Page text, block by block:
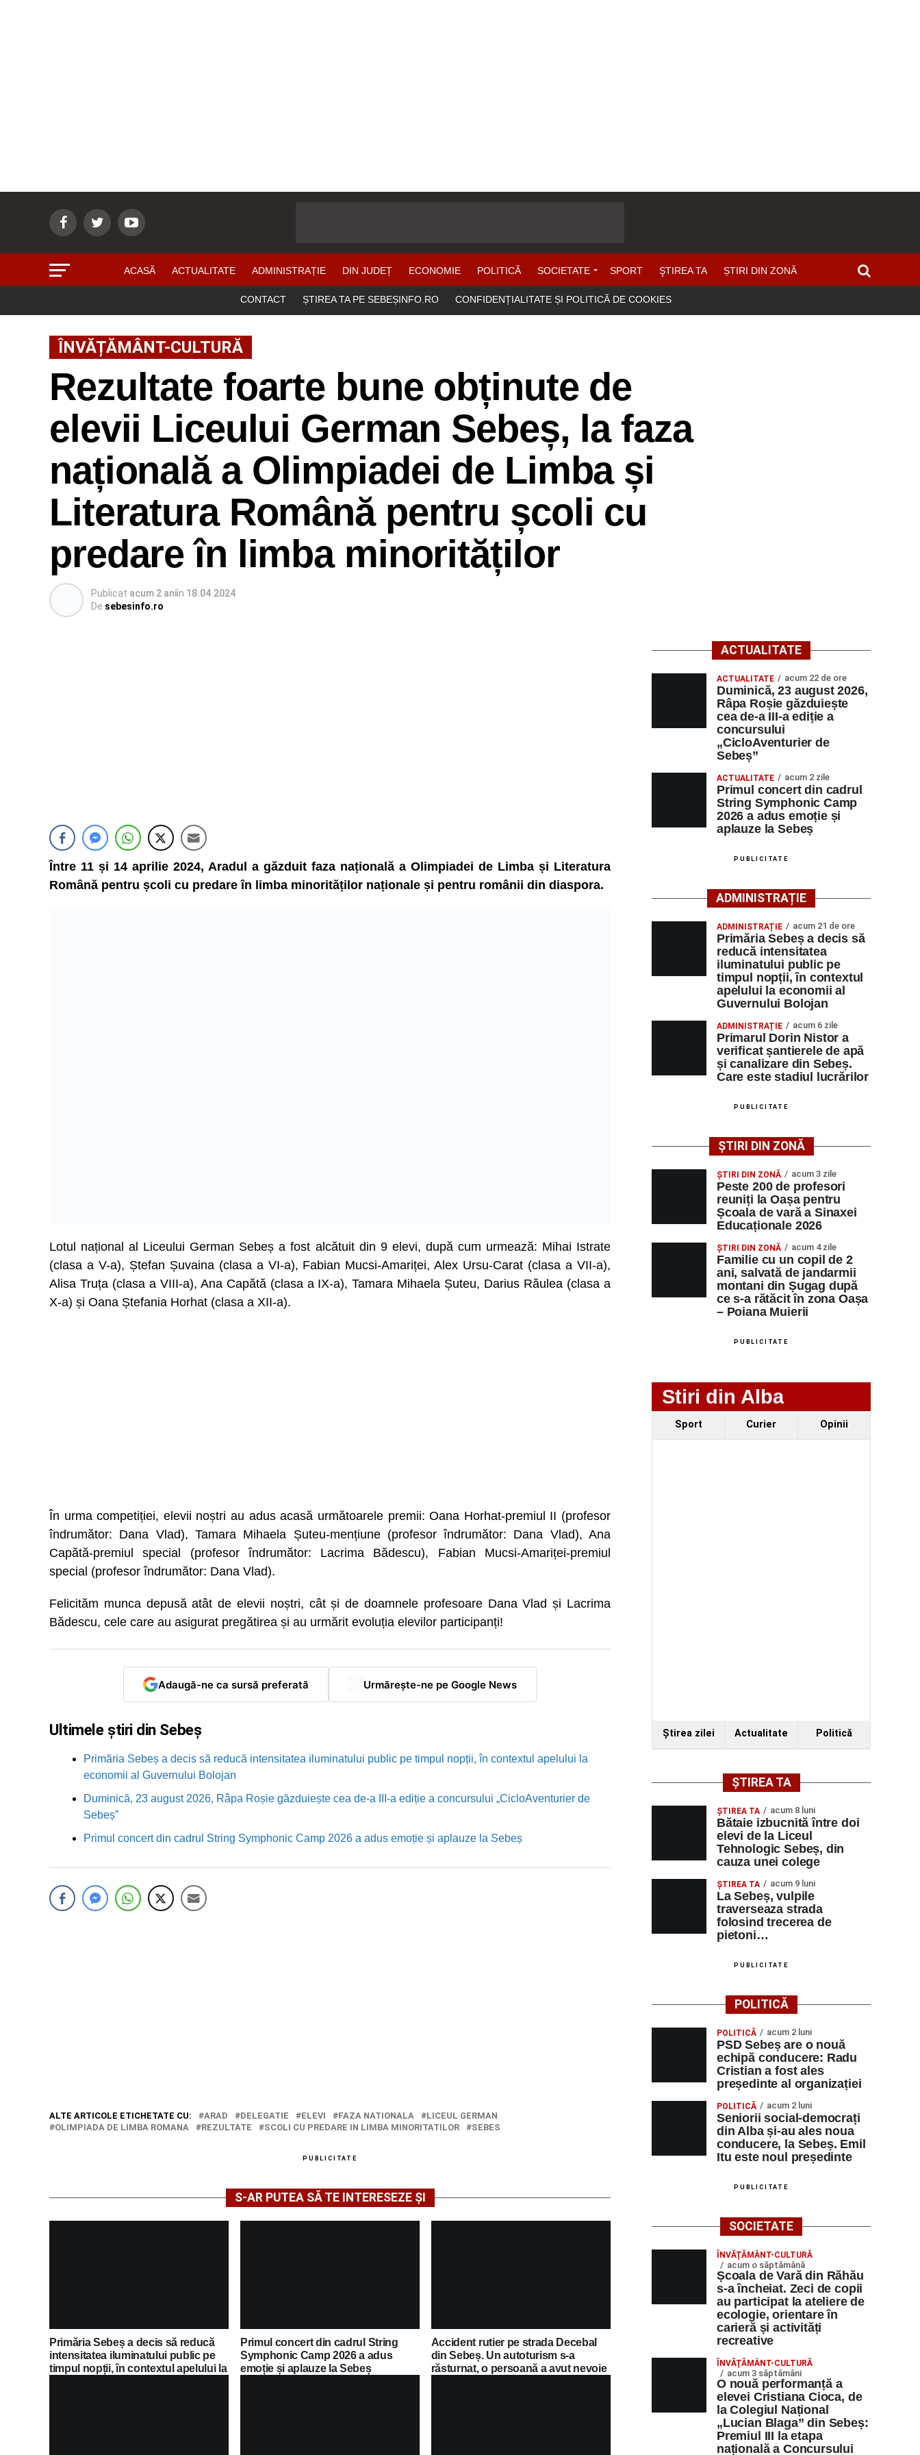
ACASĂ ACTUALITATE ADMINISTRAȚIE DIN JUDEȚ ECONOMIE POLITICĂ SOCIETATE SPORT ŞTIREA TA ȘTIRI DIN ZONĂ
CONTACT ȘTIREA TA PE SEBEȘINFO.RO CONFIDENȚIALITATE ȘI POLITICĂ DE COOKIES
ÎNVĂȚĂMÂNT-CULTURĂ
Rezultate foarte bune obținute de
elevii Liceului German Sebeș, la faza
națională a Olimpiadei de Limba și
Literatura Română pentru școli cu
predare în limba minorităților
Publicat acum 2 aniîn 18.04.2024
De sebesinfo.ro
Între 11 și 14 aprilie 2024, Aradul a găzduit faza națională a Olimpiadei de Limba și Literatura
Română pentru școli cu predare în limba minorităților naționale și pentru românii din diaspora.
Lotul național al Liceului German Sebeș a fost alcătuit din 9 elevi, după cum urmează: Mihai Istrate
(clasa a V-a), Ștefan Șuvaina (clasa a VI-a), Fabian Mucsi-Amariței, Alex Ursu-Carat (clasa a VII-a),
Alisa Truța (clasa a VIII-a), Ana Capătă (clasa a IX-a), Tamara Mihaela Șuteu, Darius Răulea (clasa a
X-a) și Oana Ștefania Horhat (clasa a XII-a).
În urma competiției, elevii noștri au adus acasă următoarele premii: Oana Horhat-premiul II (profesor
îndrumător: Dana Vlad), Tamara Mihaela Șuteu-mențiune (profesor îndrumător: Dana Vlad), Ana
Capătă-premiul special (profesor îndrumător: Lacrima Bădescu), Fabian Mucsi-Amariței-premiul
special (profesor îndrumător: Dana Vlad).
Felicităm munca depusă atât de elevii noștri, cât și de doamnele profesoare Dana Vlad și Lacrima
Bădescu, cele care au asigurat pregătirea și au urmărit evoluția elevilor participanți!
Adaugă-ne ca sursă preferată Urmărește-ne pe Google News
Ultimele știri din Sebeș
Primăria Sebeș a decis să reducă intensitatea iluminatului public pe timpul nopții, în contextul apelului la
economii al Guvernului Bolojan
Duminică, 23 august 2026, Râpa Roșie găzduiește cea de-a III-a ediție a concursului „CicloAventurier de
Sebeș”
Primul concert din cadrul String Symphonic Camp 2026 a adus emoție și aplauze la Sebeș
ALTE ARTICOLE ETICHETATE CU: ARAD DELEGATIE ELEVI FAZA NATIONALA
LICEUL GERMAN
OLIMPIADA DE LIMBA ROMANA
REZULTATE SCOLI CU PREDARE IN LIMBA MINORITATILOR SEBES
PUBLICITATE
S-AR PUTEA SĂ TE INTERESEZE ȘI
Primăria Sebeș a decis să reducă
intensitatea iluminatului public pe
timpul nopții, în contextul apelului la
Primul concert din cadrul String
Symphonic Camp 2026 a adus
emoție și aplauze la Sebeș
Accident rutier pe strada Decebal
din Sebeș. Un autoturism s-a
răsturnat, o persoană a avut nevoie
ACTUALITATE
ACTUALITATE acum 22 de ore
Duminică, 23 august 2026,
Râpa Roșie găzduiește
cea de-a III-a ediție a
concursului
„CicloAventurier de
Sebeș”
ACTUALITATE acum 2 zile
Primul concert din cadrul
String Symphonic Camp
2026 a adus emoție și
aplauze la Sebeș
PUBLICITATE
ADMINISTRAȚIE
ADMINISTRAȚIE acum 21 de ore
Primăria Sebeș a decis să
reducă intensitatea
iluminatului public pe
timpul nopții, în contextul
apelului la economii al
Guvernului Bolojan
ADMINISTRAȚIE acum 6 zile
Primarul Dorin Nistor a
verificat șantierele de apă
și canalizare din Sebeș.
Care este stadiul lucrărilor
PUBLICITATE
ȘTIRI DIN ZONĂ
ȘTIRI DIN ZONĂ acum 3 zile
Peste 200 de profesori
reuniți la Oașa pentru
Școala de vară a Sinaxei
Educaționale 2026
ȘTIRI DIN ZONĂ acum 4 zile
Familie cu un copil de 2
ani, salvată de jandarmii
montani din Șugag după
ce s-a rătăcit în zona Oașa
– Poiana Muierii
PUBLICITATE
Stiri din Alba
Sport Curier Opinii
Ştirea zilei Actualitate Politică
ȘTIREA TA
ŞTIREA TA acum 8 luni
Bătaie izbucnită între doi
elevi de la Liceul
Tehnologic Sebeș, din
cauza unei colege
ŞTIREA TA acum 9 luni
La Sebeș, vulpile
traverseaza strada
folosind trecerea de
pietoni…
PUBLICITATE
POLITICĂ
POLITICĂ acum 2 luni
PSD Sebeș are o nouă
echipă conducere: Radu
Cristian a fost ales
președinte al organizației
POLITICĂ acum 2 luni
Seniorii social-democrați
din Alba și-au ales noua
conducere, la Sebeș. Emil
Itu este noul președinte
PUBLICITATE
SOCIETATE
ÎNVĂȚĂMÂNT-CULTURĂ
acum o săptămână
Școala de Vară din Răhău
s-a încheiat. Zeci de copii
au participat la ateliere de
ecologie, orientare în
carieră și activități
recreative
ÎNVĂȚĂMÂNT-CULTURĂ
acum 3 săptămâni
O nouă performanță a
elevei Cristiana Cioca, de
la Colegiul Național
„Lucian Blaga” din Sebeș:
Premiul III la etapa
națională a Concursului